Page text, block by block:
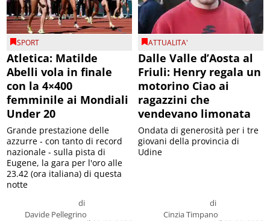
SPORT
Atletica: Matilde
Abelli vola in finale
con la 4×400
femminile ai Mondiali
Under 20
di
Davide Pellegrino
Grande prestazione delle
azzurre - con tanto di record
nazionale - sulla pista di
Eugene, la gara per l'oro alle
23.42 (ora italiana) di questa
notte
ATTUALITA'
Dalle Valle d’Aosta al
Friuli: Henry regala un
motorino Ciao ai
ragazzini che
vendevano limonata
di
Cinzia Timpano
Ondata di generosità per i tre
giovani della provincia di
Udine